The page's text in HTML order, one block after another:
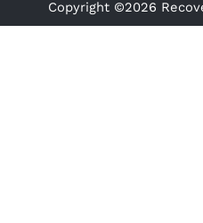
Copyright ©2026